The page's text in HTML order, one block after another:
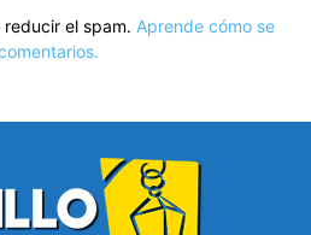
el spam. Aprende cómo se